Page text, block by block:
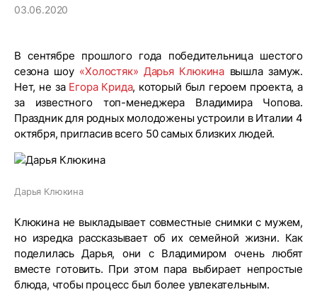
03.06.2020
В сентябре прошлого года победительница шестого
сезона шоу «Холостяк» Дарья Клюкина вышла замуж.
Нет, не за Егора Крида, который был героем проекта, а
за известного топ-менеджера Владимира Чопова.
Праздник для родных молодожены устроили в Италии 4
октября, пригласив всего 50 самых близких людей.
Дарья Клюкина
Клюкина не выкладывает совместные снимки с мужем,
но изредка рассказывает об их семейной жизни. Как
поделилась Дарья, они с Владимиром очень любят
вместе готовить. При этом пара выбирает непростые
блюда, чтобы процесс был более увлекательным.